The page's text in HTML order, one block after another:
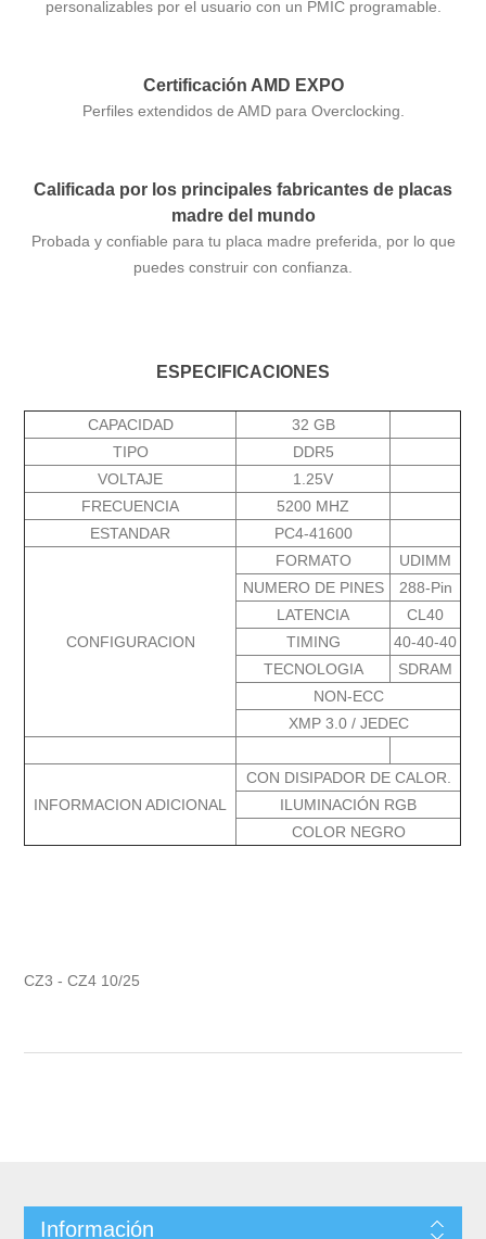
personalizables por el usuario con un PMIC programable.
Certificación AMD EXPO
Perfiles extendidos de AMD para Overclocking.
Calificada por los principales fabricantes de placas
madre del mundo
Probada y confiable para tu placa madre preferida, por lo que
puedes construir con confianza.
ESPECIFICACIONES
CAPACIDAD
32 GB
TIPO
DDR5
VOLTAJE
1.25V
FRECUENCIA
5200 MHZ
ESTANDAR
PC4-41600
CONFIGURACION
FORMATO
UDIMM
NUMERO DE PINES
288-Pin
LATENCIA
CL40
TIMING
40-40-40
TECNOLOGIA
SDRAM
NON-ECC
XMP 3.0 / JEDEC
INFORMACION ADICIONAL
CON DISIPADOR DE CALOR.
ILUMINACIÓN RGB
COLOR NEGRO
CZ3 - CZ4 10/25
Información